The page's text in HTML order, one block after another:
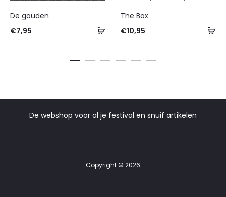
De gouden
€7,95
The Box
€10,95
De webshop voor al je festival en snuif artikelen
Copyright © 2026